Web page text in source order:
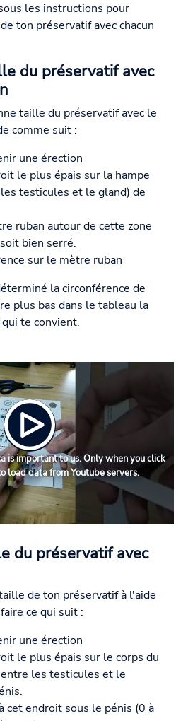
les instructions pour
ton préservatif avec chacun
du préservatif avec
taille du préservatif avec le
comme suit :
une érection
le plus épais sur la hampe
testicules et le gland) de
ruban autour de cette zone
bien serré.
sur le mètre ruban
la circonférence de
plus bas dans le tableau la
te convient.
is important to us. Only when you click
load data from Youtube servers.
du préservatif avec
de ton préservatif à l'aide
ce qui suit :
une érection
le plus épais sur le corps du
les testicules et le
cet endroit sous le pénis (0 à